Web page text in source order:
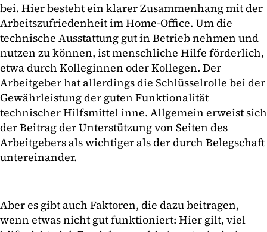
bei. Hier besteht ein klarer Zusammenhang mit der
Arbeitszufriedenheit im Home-Office. Um die
technische Ausstattung gut in Betrieb nehmen und
nutzen zu können, ist menschliche Hilfe förderlich,
etwa durch Kolleginnen oder Kollegen. Der
Arbeitgeber hat allerdings die Schlüsselrolle bei der
Gewährleistung der guten Funktionalität
technischer Hilfsmittel inne. Allgemein erweist sich
der Beitrag der Unterstützung von Seiten des
Arbeitgebers als wichtiger als der durch Belegschaft
untereinander.
Aber es gibt auch Faktoren, die dazu beitragen,
wenn etwas nicht gut funktioniert: Hier gilt, viel